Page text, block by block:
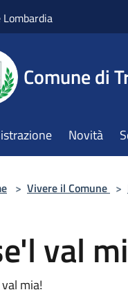
Lombardia
Comune di
Novità
> Vivere il Comune >
val
mia!